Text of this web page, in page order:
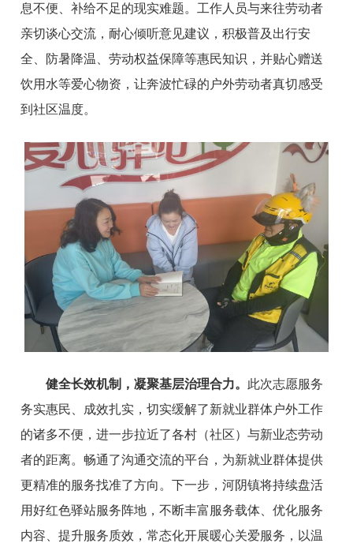
息不便、补给不足的现实难题。工作人员与来往劳动者
亲切谈心交流，耐心倾听意见建议，积极普及出行安
全、防暑降温、劳动权益保障等惠民知识，并贴心赠送
饮用水等爱心物资，让奔波忙碌的户外劳动者真切感受
到社区温度。
健全长效机制，凝聚基层治理合力。 此次志愿服务
务实惠民、成效扎实，切实缓解了新就业群体户外工作
的诸多不便，进一步拉近了各村（社区）与新业态劳动
者的距离。畅通了沟通交流的平台，为新就业群体提供
更精准的服务找准了方向。下一步，河阴镇将持续盘活
用好红色驿站服务阵地，不断丰富服务载体、优化服务
内容、提升服务质效，常态化开展暖心关爱服务，以温